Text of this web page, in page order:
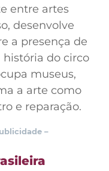
entre artes
desenvolve
a presença de
história do circo
museus,
a arte como
e reparação.
–